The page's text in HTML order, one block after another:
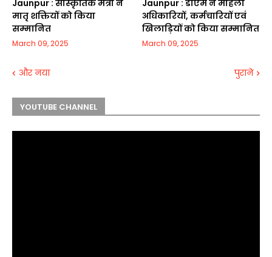
Jaunpur :​ सांस्कृतिक मंत्री ने
मातृ शक्तियों को किया
सम्मानित
March 09, 2025
Jaunpur :​ डीएम ने महिला
अधिकारियों, कर्मचारियों एवं
खिलाड़ियों को किया सम्मानित
March 09, 2025
और नया पुराने
YOUTUBE CHANNEL